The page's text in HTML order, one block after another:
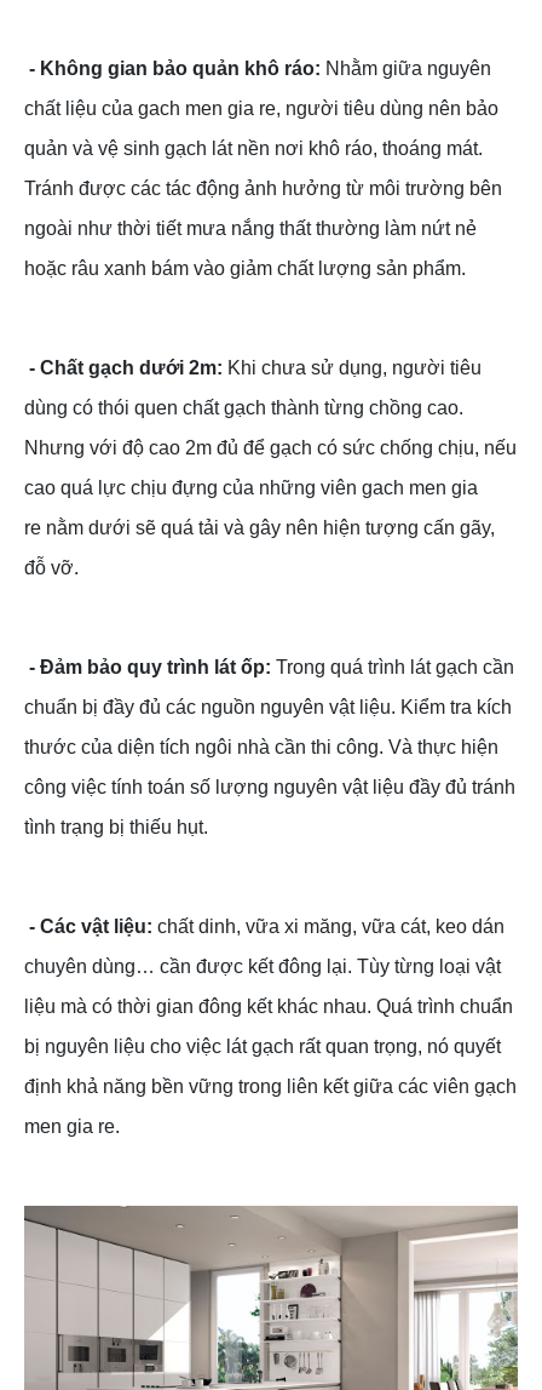
- Không gian bảo quản khô ráo: Nhằm giữa nguyên
chất liệu của gach men gia re, người tiêu dùng nên bảo
quản và vệ sinh gạch lát nền nơi khô ráo, thoáng mát.
Tránh được các tác động ảnh hưởng từ môi trường bên
ngoài như thời tiết mưa nắng thất thường làm nứt nẻ
hoặc râu xanh bám vào giảm chất lượng sản phẩm.
- Chất gạch dưới 2m: Khi chưa sử dụng, người tiêu
dùng có thói quen chất gạch thành từng chồng cao.
Nhưng với độ cao 2m đủ để gạch có sức chống chịu, nếu
cao quá lực chịu đựng của những viên gach men gia
re nằm dưới sẽ quá tải và gây nên hiện tượng cấn gãy,
đỗ vỡ.
- Đảm bảo quy trình lát ốp: Trong quá trình lát gạch cần
chuẩn bị đầy đủ các nguồn nguyên vật liệu. Kiểm tra kích
thước của diện tích ngôi nhà cần thi công. Và thực hiện
công việc tính toán số lượng nguyên vật liệu đầy đủ tránh
tình trạng bị thiếu hụt.
- Các vật liệu: chất dinh, vữa xi măng, vữa cát, keo dán
chuyên dùng… cần được kết đông lại. Tùy từng loại vật
liệu mà có thời gian đông kết khác nhau. Quá trình chuẩn
bị nguyên liệu cho việc lát gạch rất quan trọng, nó quyết
định khả năng bền vững trong liên kết giữa các viên gạch
men gia re.